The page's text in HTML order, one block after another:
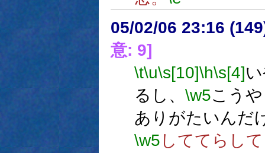
05/02/06 23:16
意: 9]
\t\u\s[10]\h\s[4]
るし、 \w5こう
ありがたいんだ
\w5 しててらし